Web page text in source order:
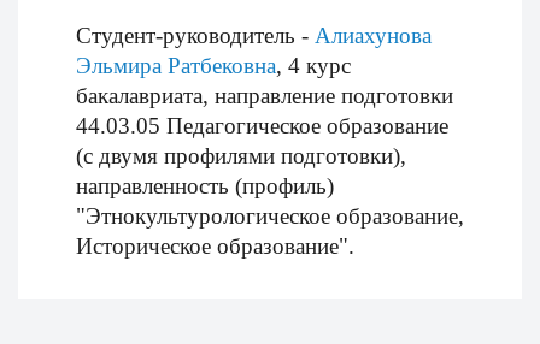
Студент-руководитель - Алиахунова
Эльмира Ратбековна, 4 курс
бакалавриата, направление подготовки
44.03.05 Педагогическое образование
(с двумя профилями подготовки),
направленность (профиль)
"Этнокультурологическое образование,
Историческое образование".